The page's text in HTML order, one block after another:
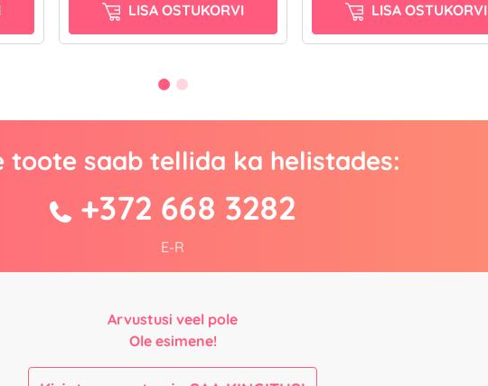
LISA OSTUKORVI LISA OSTUKORVI
toote saab tellida ka helistades:
+372 668 3282
E-R
Arvustusi veel pole
Ole esimene!